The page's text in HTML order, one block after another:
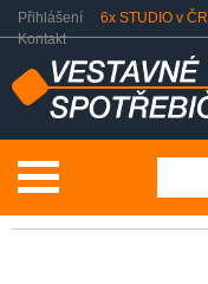
Přihlášení 6x STUDIO v ČR
Kontakt